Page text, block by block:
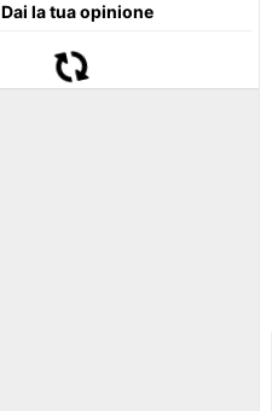
Dai la tua opinione